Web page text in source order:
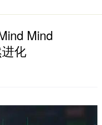
Mind
化